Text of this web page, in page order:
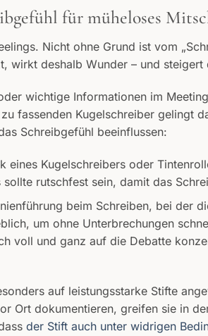
für müheloses
Nicht ohne Grund ist vom
wirkt deshalb Wunder – und
wichtige Informationen im
fassenden Kugelschreiber gelingt
Schreibgefühl beeinflussen:
eines Kugelschreibers oder
rutschfest sein, damit das
beim Schreiben, bei der
um ohne Unterbrechungen
voll und ganz auf die Debatte
auf leistungsstarke Stifte
Ort dokumentieren, greifen sie in
der Stift auch unter widrigen